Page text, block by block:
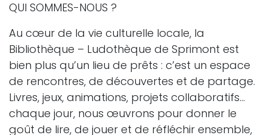
QUI SOMMES-NOUS ?
Au cœur de la vie culturelle locale, la
Bibliothèque – Ludothèque de Sprimont est
bien plus qu’un lieu de prêts : c’est un espace
de rencontres, de découvertes et de partage.
Livres, jeux, animations, projets collaboratifs…
chaque jour, nous œuvrons pour donner le
goût de lire, de jouer et de réfléchir ensemble,